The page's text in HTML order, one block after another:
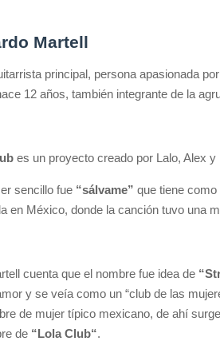
Martell
principal, persona apasionada
12 años, también integrante de la
es un proyecto creado por Lalo, Alex y
sencillo fue “sálvame” que tiene
en México, donde la canción tuvo una
cuenta que el nombre fue idea de
y se veía como un “club de las
de mujer típico mexicano, de ahí
de “Lola Club“.